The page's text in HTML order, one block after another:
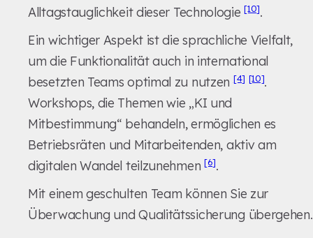
Alltagstauglichkeit dieser Technologie[10].
Ein wichtiger Aspekt ist die sprachliche Vielfalt,
um die Funktionalität auch in international
besetzten Teams optimal zu nutzen[4] [10].
Workshops, die Themen wie „KI und
Mitbestimmung“ behandeln, ermöglichen es
Betriebsräten und Mitarbeitenden, aktiv am
digitalen Wandel teilzunehmen [6].
Mit einem geschulten Team können Sie zur
Überwachung und Qualitätssicherung übergehen.